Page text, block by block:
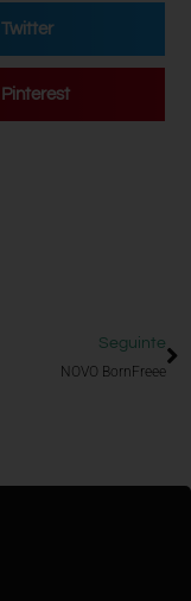
Twitter
Pinterest
Seguinte
NOVO BornFreee